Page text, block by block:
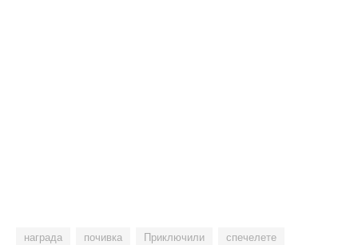
награда почивка Приключили
спечелете